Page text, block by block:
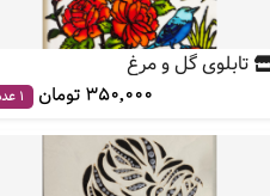
تابلوی گل و مرغ
350,000 تومان 1 عدد